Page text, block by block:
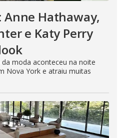
Anne Hathaway,
e Katy Perry
moda aconteceu na noite
Nova York e atraiu muitas